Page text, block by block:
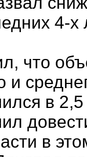
4-
что
и
в
в